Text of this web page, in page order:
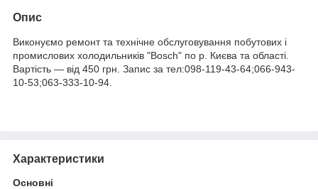
Опис
Виконуємо ремонт та технічне обслуговування побутових і
промислових холодильників "Bosch" по р. Києва та області.
Вартість ― від 450 грн. Запис за тел:098-119-43-64;066-943-
10-53;063-333-10-94.
Характеристики
Основні